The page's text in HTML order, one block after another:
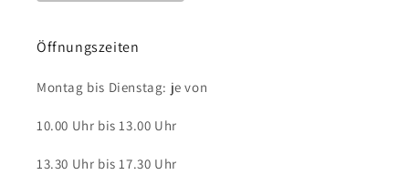
Öffnungszeiten
Montag bis Dienstag: je von
10.00 Uhr bis 13.00 Uhr
13.30 Uhr bis 17.30 Uhr